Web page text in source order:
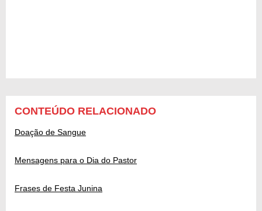
CONTEÚDO RELACIONADO
Doação de Sangue
Mensagens para o Dia do Pastor
Frases de Festa Junina